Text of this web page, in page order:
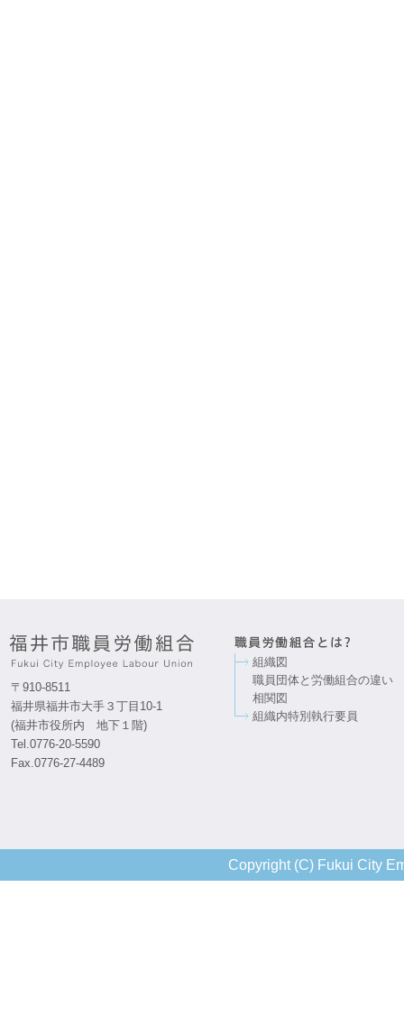
〒910-8511
福井県福井市大手３丁目10-1
(福井市役所内 地下１階)
Tel.0776-20-5590
Fax.0776-27-4489
組織図
職員団体と労働組合の違い
相関図
組織内特別執行要員
Copyright (C) Fukui City